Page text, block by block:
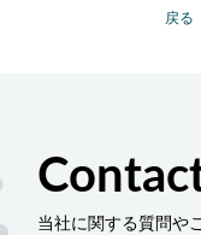
戻る
当社に関する質問や